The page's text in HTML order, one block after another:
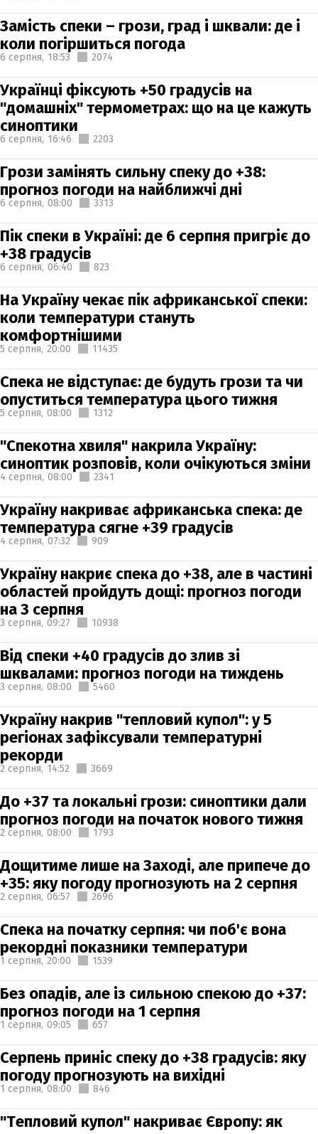
Замість спеки – грози, град і шквали: де і
коли погіршиться погода
6 серпня, 18:53 2074
Українці фіксують +50 градусів на
"домашніх" термометрах: що на це кажуть
синоптики
6 серпня, 16:46 2203
Грози замінять сильну спеку до +38:
прогноз погоди на найближчі дні
6 серпня, 08:00 3313
Пік спеки в Україні: де 6 серпня пригріє до
+38 градусів
6 серпня, 06:40 823
На Україну чекає пік африканської спеки:
коли температури стануть
комфортнішими
5 серпня, 20:00 11435
Спека не відступає: де будуть грози та чи
опуститься температура цього тижня
5 серпня, 08:00 1312
"Спекотна хвиля" накрила Україну:
синоптик розповів, коли очікуються зміни
4 серпня, 08:00 2341
Україну накриває африканська спека: де
температура сягне +39 градусів
4 серпня, 07:32 909
Україну накриє спека до +38, але в частині
областей пройдуть дощі: прогноз погоди
на 3 серпня
3 серпня, 09:27 10938
Від спеки +40 градусів до злив зі
шквалами: прогноз погоди на тиждень
3 серпня, 08:00 5460
Україну накрив "тепловий купол": у 5
регіонах зафіксували температурні
рекорди
2 серпня, 14:52 3669
До +37 та локальні грози: синоптики дали
прогноз погоди на початок нового тижня
2 серпня, 08:00 1793
Дощитиме лише на Заході, але припече до
+35: яку погоду прогнозують на 2 серпня
2 серпня, 06:57 2696
Спека на початку серпня: чи поб'є вона
рекордні показники температури
1 серпня, 20:00 1539
Без опадів, але із сильною спекою до +37:
прогноз погоди на 1 серпня
1 серпня, 09:05 657
Серпень приніс спеку до +38 градусів: яку
погоду прогнозують на вихідні
1 серпня, 08:00 846
"Тепловий купол" накриває Європу: як